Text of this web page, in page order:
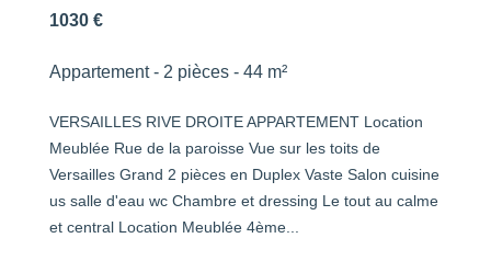
1030 €
Appartement - 2 pièces - 44 m²
VERSAILLES RIVE DROITE APPARTEMENT Location
Meublée Rue de la paroisse Vue sur les toits de
Versailles Grand 2 pièces en Duplex Vaste Salon cuisine
us salle d'eau wc Chambre et dressing Le tout au calme
et central Location Meublée 4ème...